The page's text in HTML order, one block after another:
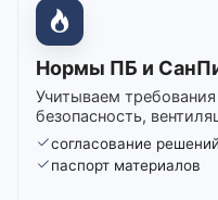
Нормы ПБ и
Учитываем
безопасность,
согласование решений
паспорт материалов